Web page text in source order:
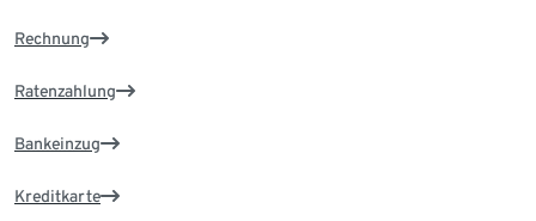
Rechnung
Ratenzahlung
Bankeinzug
Kreditkarte